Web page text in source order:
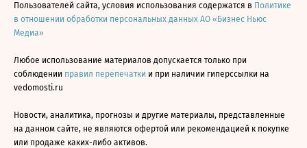
Пользователей сайта, условия использования содержатся в Политике
в отношении обработки персональных данных АО «Бизнес Ньюс
Медиа»
Любое использование материалов допускается только при
соблюдении правил перепечатки и при наличии гиперссылки на
vedomosti.ru
Новости, аналитика, прогнозы и другие материалы, представленные
на данном сайте, не являются офертой или рекомендацией к покупке
или продаже каких-либо активов.